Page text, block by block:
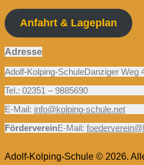
Anfahrt & Lageplan
Adresse
Adolf-Kolping-SchuleDanziger Weg
Tel.: 02351 – 9885690
E-Mail: info@kolping-schule.net
FördervereinE-Mail:
Adolf-Kolping-Schule © 2026.